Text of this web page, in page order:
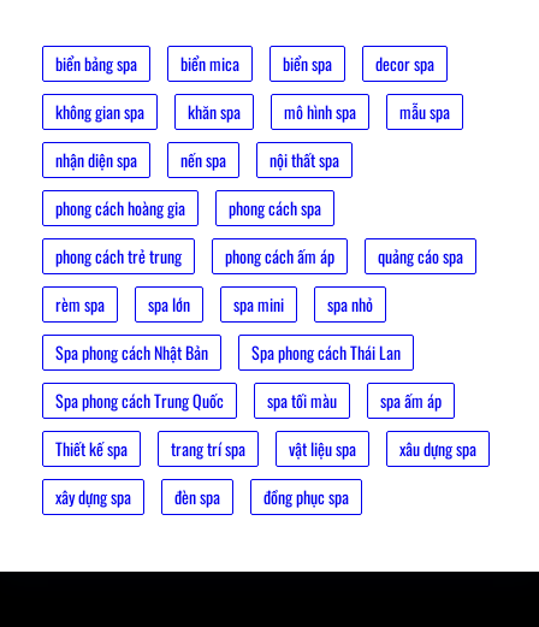
biển bảng spa biển mica biển spa
decor spa
không gian spa
khăn spa mô hình spa
mẫu spa
nhận diện spa
nến spa
nội thất spa
phong cách hoàng gia
phong cách spa
phong cách trẻ trung
phong cách ấm áp
quảng cáo spa
rèm spa
spa lớn spa mini
spa nhỏ
Spa phong cách Nhật Bản
Spa phong cách Thái Lan
Spa phong cách Trung Quốc
spa tối màu
spa ấm áp
Thiết kế spa
trang trí spa vật liệu spa
xâu dựng spa
xây dựng spa
đèn spa đồng phục spa